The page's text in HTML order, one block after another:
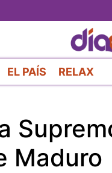
EL PAÍS RELAX
Maduro